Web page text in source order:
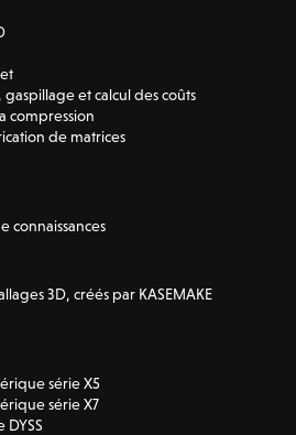
et calcul des coûts
compression
de matrices
connaissances
3D, créés par KASEMAKE
série X5
série X7